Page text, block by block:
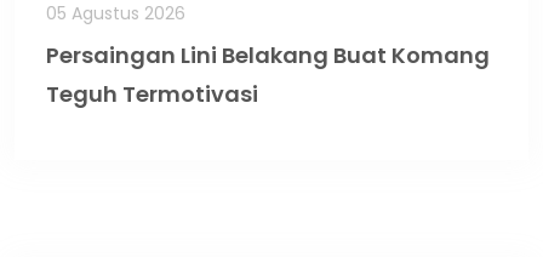
05 Agustus 2026
Persaingan Lini Belakang Buat Komang
Teguh Termotivasi